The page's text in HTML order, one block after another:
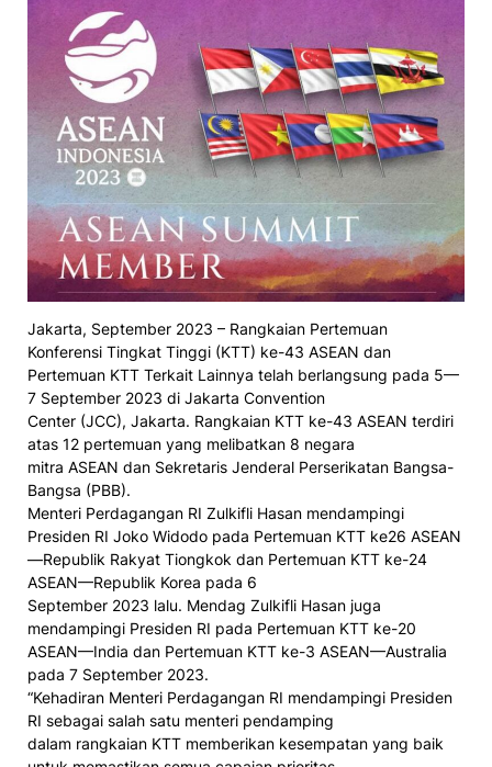
Jakarta, September 2023 – Rangkaian Pertemuan
Konferensi Tingkat Tinggi (KTT) ke-43 ASEAN dan
Pertemuan KTT Terkait Lainnya telah berlangsung pada 5—
7 September 2023 di Jakarta Convention
Center (JCC), Jakarta. Rangkaian KTT ke-43 ASEAN terdiri
atas 12 pertemuan yang melibatkan 8 negara
mitra ASEAN dan Sekretaris Jenderal Perserikatan Bangsa-
Bangsa (PBB).
Menteri Perdagangan RI Zulkifli Hasan mendampingi
Presiden RI Joko Widodo pada Pertemuan KTT ke26 ASEAN
—Republik Rakyat Tiongkok dan Pertemuan KTT ke-24
ASEAN—Republik Korea pada 6
September 2023 lalu. Mendag Zulkifli Hasan juga
mendampingi Presiden RI pada Pertemuan KTT ke-20
ASEAN—India dan Pertemuan KTT ke-3 ASEAN—Australia
pada 7 September 2023.
“Kehadiran Menteri Perdagangan RI mendampingi Presiden
RI sebagai salah satu menteri pendamping
dalam rangkaian KTT memberikan kesempatan yang baik